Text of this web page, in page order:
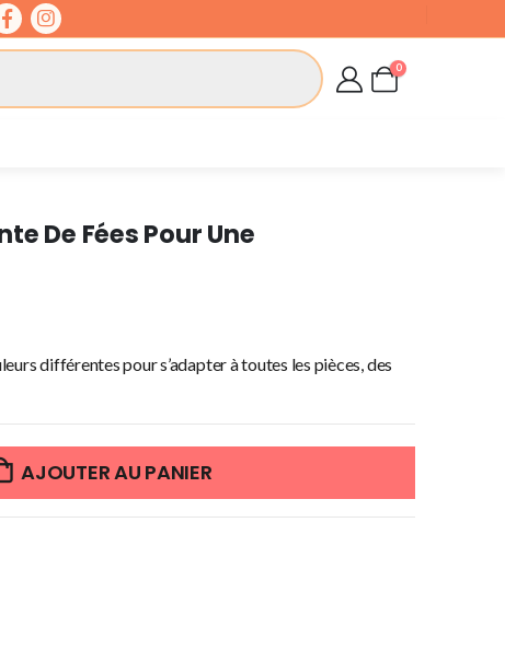
0
De Fées Pour Une
différentes pour s’adapter à toutes les pièces, des
AJOUTER AU PANIER